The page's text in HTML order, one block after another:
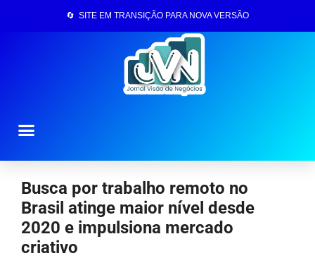
🔄 SITE EM TRANSIÇÃO PARA NOVA VERSÃO
Busca por trabalho remoto no
Brasil atinge maior nível desde
2020 e impulsiona mercado
criativo